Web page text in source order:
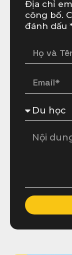
Địa chỉ
công bố.
đánh dấu